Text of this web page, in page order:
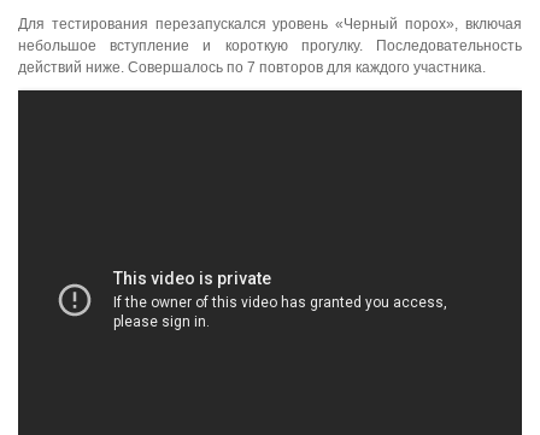
Для тестирования перезапускался уровень «Черный порох», включая
небольшое вступление и короткую прогулку. Последовательность
действий ниже. Совершалось по 7 повторов для каждого участника.